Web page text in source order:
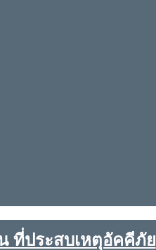
ที่ประสบเหตุอัคคีภัย